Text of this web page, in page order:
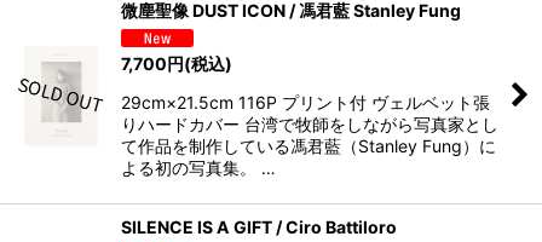
微塵聖像 DUST ICON / 馮君藍 Stanley Fung
7,700円(税込)
29cm×21.5cm 116P プリント付 ヴェルベット張
りハードカバー 台湾で牧師をしながら写真家とし
て作品を制作している馮君藍（Stanley Fung）に
よる初の写真集。 …
SILENCE IS A GIFT / Ciro Battiloro